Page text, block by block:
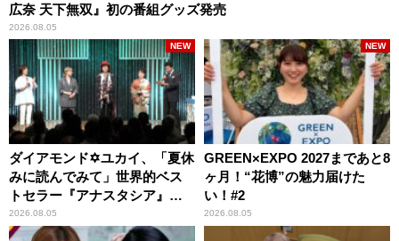
広奈 天下無双』初の番組グッズ発売
2026.08.05
ダイアモンド✡ユカイ、「夏休
みに読んでみて」世界的ベス
トセラー『アナスタシア』を
紹介
2026.08.05
NEW
GREEN×EXPO 2027まであと8
ヶ月！“花博”の魅力届けた
い！#2
2026.08.05
NEW